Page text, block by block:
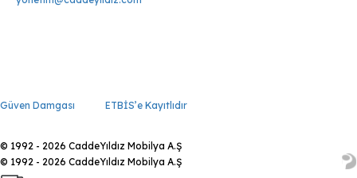
Güven Damgası ETBİS’e Kayıtlıdır
© 1992 - 2026 CaddeYıldız Mobilya A.Ş
© 1992 - 2026 CaddeYıldız Mobilya A.Ş